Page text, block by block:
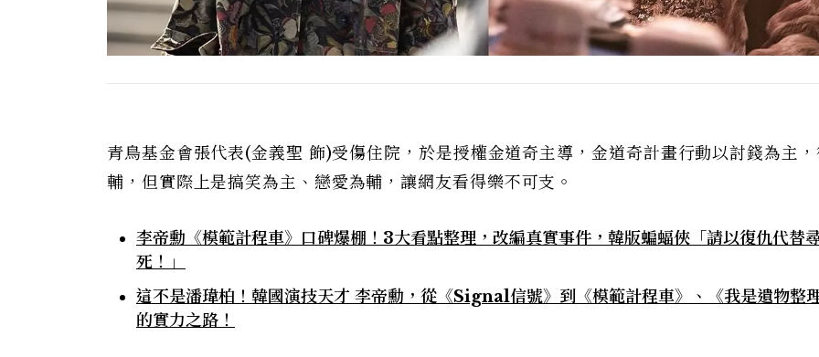
青鳥基金會張代表(金義聖 飾)受傷住院，於是授權金道奇主導，金道奇計畫行動以討錢為主
輔，但實際上是搞笑為主、戀愛為輔，讓網友看得樂不可支。
李帝勳《模範計程車》口碑爆棚！3大看點整理，改編真實事件，韓版蝙蝠俠「請以復仇代替
死！」
這不是潘瑋柏！韓國演技天才 李帝勳，從《Signal信號》到《模範計程車》、《我是遺物整
的實力之路！